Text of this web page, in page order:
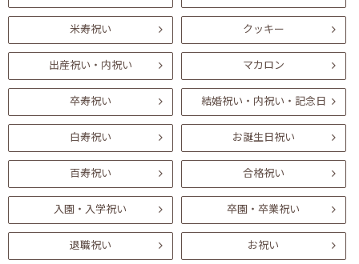
米寿祝い クッキー
出産祝い・内祝い マカロン
卒寿祝い 結婚祝い・内祝い・記念日
白寿祝い お誕生日祝い
百寿祝い 合格祝い
入園・入学祝い 卒園・卒業祝い
退職祝い お祝い